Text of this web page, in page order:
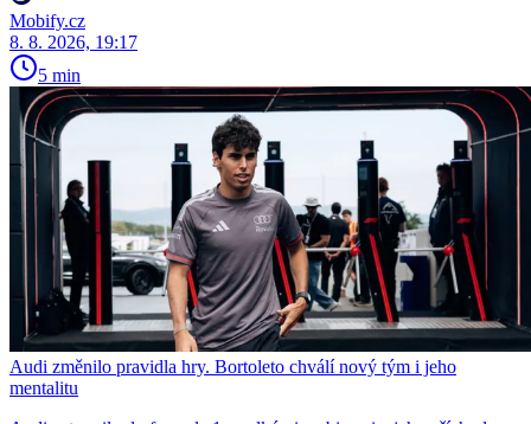
Mobify.cz
8. 8. 2026, 19:17
5 min
Audi změnilo pravidla hry. Bortoleto chválí nový tým i jeho
mentalitu